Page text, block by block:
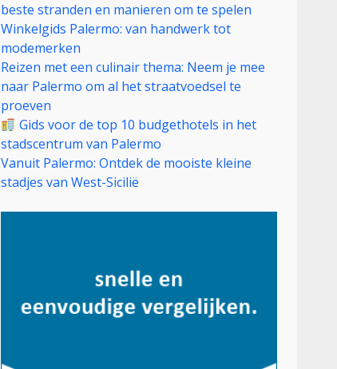
beste stranden en manieren om te spelen
Winkelgids Palermo: van handwerk tot
modemerken
Reizen met een culinair thema: Neem je mee
naar Palermo om al het straatvoedsel te
proeven
Gids voor de top 10 budgethotels in het
stadscentrum van Palermo
Vanuit Palermo: Ontdek de mooiste kleine
stadjes van West-Sicilië